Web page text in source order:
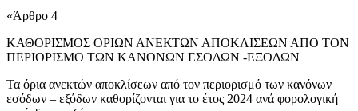
«Άρθρο 4
ΚΑΘΟΡΙΣΜΟΣ ΟΡΙΩΝ ΑΝΕΚΤΩΝ ΑΠΟΚΛΙΣΕΩΝ ΑΠΟ ΤΟΝ
ΠΕΡΙΟΡΙΣΜΟ ΤΩΝ ΚΑΝΟΝΩΝ ΕΣΟΔΩΝ -ΕΞΟΔΩΝ
Τα όρια ανεκτών αποκλίσεων από τον περιορισμό των κανόνων
εσόδων – εξόδων καθορίζονται για το έτος 2024 ανά φορολογική